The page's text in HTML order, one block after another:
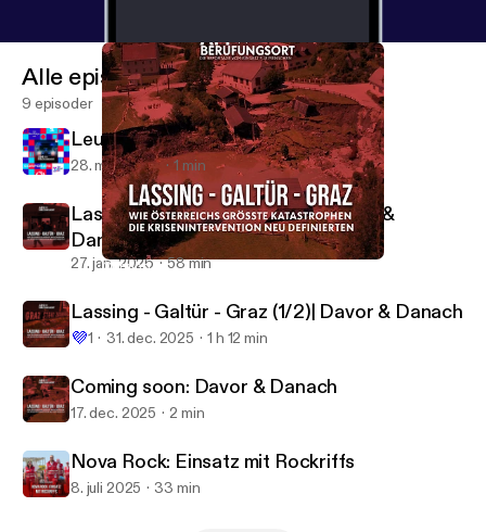
Coming soon: Davor & Danach
Alle episoder
9 episoder
Leute, wir müssen reden!
28. mar. 2026 1 min
Lassing - Galtür - Graz (2/2)| Davor &
Danach
27. jan. 2026 58 min
Lassing - Galtür - Graz (1/2)| Davor & Danach
💜1 31. dec. 2025 1 h 12 min
Coming soon: Davor & Danach
17. dec. 2025 2 min
Nova Rock: Einsatz mit Rockriffs
8. juli 2025 33 min